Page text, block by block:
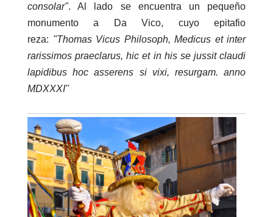
consolar". Al lado se encuentra un pequeño
monumento a Da Vico, cuyo epitafio
reza: "Thomas Vicus Philosoph, Medicus et inter
rarissimos praeclarus, hic et in his se jussit claudi
lapidibus hoc asserens si vixi, resurgam. anno
MDXXXI"